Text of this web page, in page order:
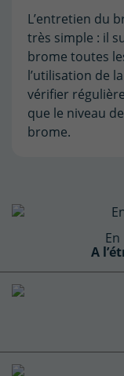
L’entretien du
très simple : il
brome toutes
l’utilisation de
vérifier
que le niveau
brome.
A